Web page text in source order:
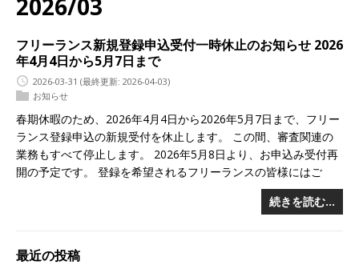
フリーランス新規登録申込受付一時休止のお知らせ 2026
年4月4日から5月7日まで
2026-03-31 (最終更新: 2026-04-03)
お知らせ
春期休暇のため、2026年4月4日から2026年5月7日まで、フリー
ランス登録申込の新規受付を休止します。 この間、審査関連の
業務もすべて停止します。 2026年5月8日より、お申込み受付再
開の予定です。 登録を希望されるフリーランスの皆様にはご
続きを読む…
最近の投稿